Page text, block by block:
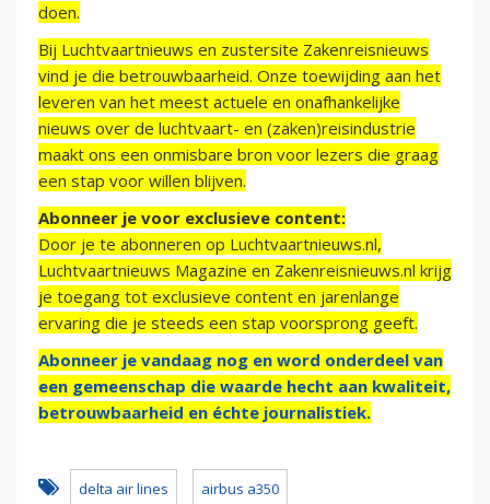
doen.
Bij Luchtvaartnieuws en zustersite Zakenreisnieuws
vind je die betrouwbaarheid. Onze toewijding aan het
leveren van het meest actuele en onafhankelijke
nieuws over de luchtvaart- en (zaken)reisindustrie
maakt ons een onmisbare bron voor lezers die graag
een stap voor willen blijven.
Abonneer je voor exclusieve content:
Door je te abonneren op Luchtvaartnieuws.nl,
Luchtvaartnieuws Magazine en Zakenreisnieuws.nl krijg
je toegang tot exclusieve content en jarenlange
ervaring die je steeds een stap voorsprong geeft.
Abonneer je vandaag nog en word onderdeel van
een gemeenschap die waarde hecht aan kwaliteit,
betrouwbaarheid en échte journalistiek.
delta air lines airbus a350